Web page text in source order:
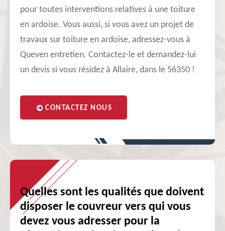
pour toutes interventions relatives à une toiture
en ardoise. Vous aussi, si vous avez un projet de
travaux sur toiture en ardoise, adressez-vous à
Queven entretien. Contactez-le et demandez-lui
un devis si vous résidez à Allaire, dans le 56350 !
CONTACTEZ NOUS
Quelles sont les qualités que doivent
disposer le couvreur vers qui vous
devez vous adresser pour la